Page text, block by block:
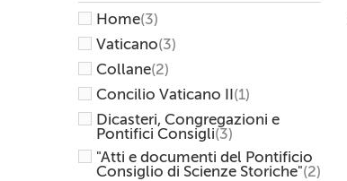
Home(3)
Vaticano(3)
Collane(2)
Concilio Vaticano II(1)
Dicasteri, Congregazioni e
Pontifici Consigli(3)
"Atti e documenti del Pontificio
Consiglio di Scienze Storiche"(2)